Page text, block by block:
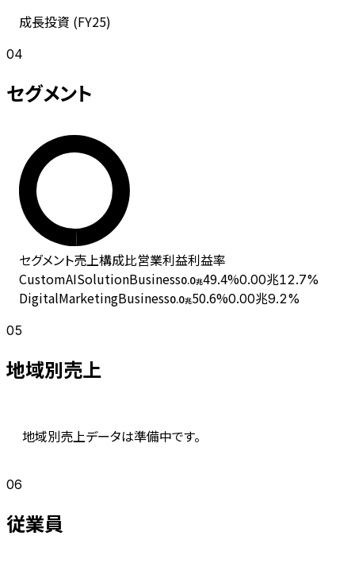
成長投資 (FY25)
04
セグメント
セグメント売上構成比営業利益利益率
CustomAISolutionBusiness0.0兆49.4%0.00兆12.7%
DigitalMarketingBusiness0.0兆50.6%0.00兆9.2%
05
地域別売上
地域別売上データは準備中です。
06
従業員